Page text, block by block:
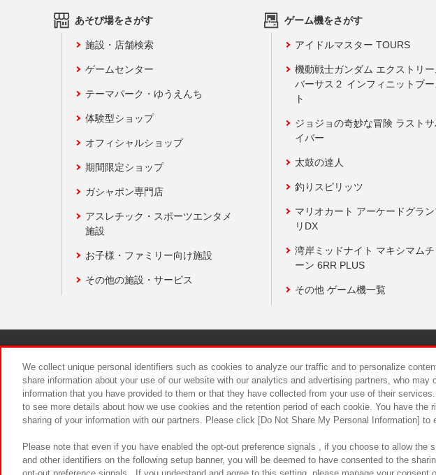
あそび場をさがす
施設・店舗検索
ゲームセンター
テーマパーク・ゆうえんち
体験型ショップ
オフィシャルショップ
期間限定ショップ
ガシャポン専門店
アスレチック・スポーツエンタメ
施設
お子様・ファミリー向け施設
その他の施設・サービス
ゲーム機をさがす
アイドルマスター TOURS
機動戦士ガンダム エクストリー
バーサス２ インフィニットブー
ト
ジョジョの奇妙な冒険 ラスト
イバー
太鼓の達人
釣りスピリッツ
マリオカート アーケードグラ
リDX
湾岸ミッドナイト マキシマムチ
ーン 6RR PLUS
その他 ゲーム機一覧
食品のご提供について カスタマー
We collect unique personal identifiers such as cookies to analyze our traffic and to personalize
share information about your use of our website with our analytics and advertising partners, who may
information that you have provided to them or that they have collected from your use of their
to see more details about how we use cookies and the retention period of each cookie. You have the
sharing of your information with our partners. Please click [Do Not Share My Personal Information] to
Please note that even if you have enabled the opt-out preference signals , if you choose to allow the
and other identifiers on the following setup banner, you will be deemed to have consented to the